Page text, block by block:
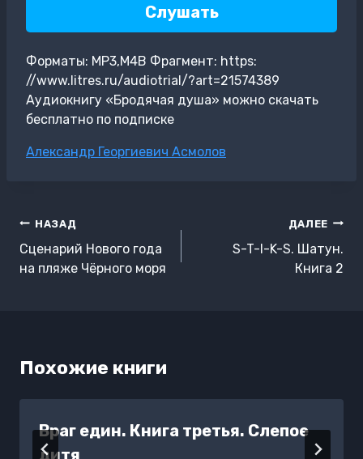
Слушать
Форматы: MP3,M4B Фрагмент: https:
//www.litres.ru/audiotrial/?art=21574389
Аудиокнигу «Бродячая душа» можно скачать
бесплатно по подписке
Метки
Александр Георгиевич Асмолов
Навигация
по
записям
НАЗАД
Сценарий Нового года
на пляже Чёрного моря
ДАЛЕЕ
S-T-I-K-S. Шатун.
Книга 2
Похожие книги
Враг един. Книга третья. Слепое
дитя